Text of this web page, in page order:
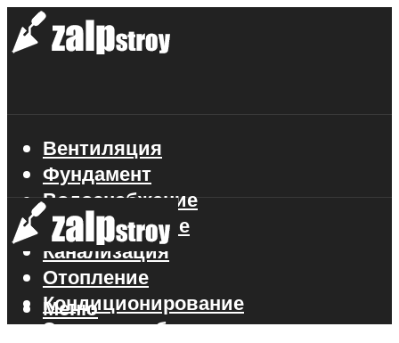
Вентиляция
Фундамент
Водоснабжение
Газоснабжение
Канализация
Отопление
Кондиционирование
Электроснабжение
Меню